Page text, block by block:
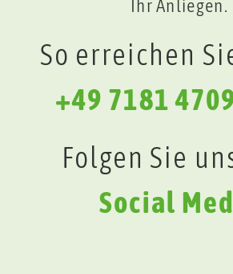
Ihr Anliegen.
So erreichen
+49 7181
Folgen Sie
Social